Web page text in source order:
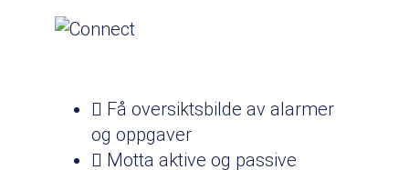
Få oversiktsbilde av alarmer
og oppgaver
Motta aktive og passive